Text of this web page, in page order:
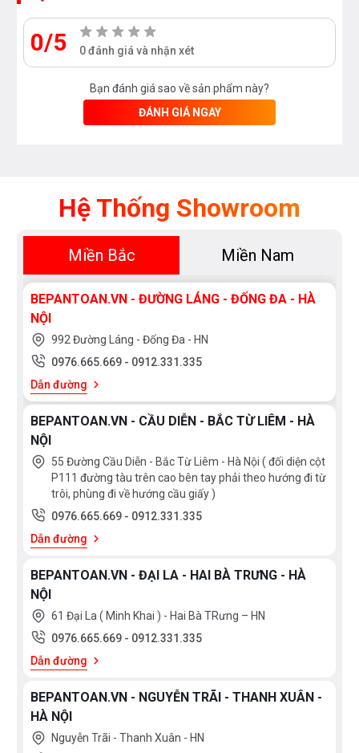
0/5 0 đánh giá và nhận xét
Bạn đánh giá sao về sản phẩm này?
ĐÁNH GIÁ NGAY
Hệ Thống Showroom
Miền Bắc Miền Nam
BEPANTOAN.VN - ĐƯỜNG LÁNG - ĐỐNG ĐA - HÀ
NỘI
992 Đường Láng - Đống Đa - HN
0976.665.669 - 0912.331.335
Dẫn đường
BEPANTOAN.VN - CẦU DIỄN - BẮC TỪ LIÊM - HÀ
NỘI
55 Đường Cầu Diễn - Bắc Từ Liêm - Hà Nội ( đối diện cột
P111 đường tàu trên cao bên tay phải theo hướng đi từ
trôi, phùng đi về hướng cầu giấy )
0976.665.669 - 0912.331.335
Dẫn đường
BEPANTOAN.VN - ĐẠI LA - HAI BÀ TRƯNG - HÀ
NỘI
61 Đại La ( Minh Khai ) - Hai Bà TRưng – HN
0976.665.669 - 0912.331.335
Dẫn đường
BEPANTOAN.VN - NGUYỄN TRÃI - THANH XUÂN -
HÀ NỘI
Nguyễn Trãi - Thanh Xuân - HN